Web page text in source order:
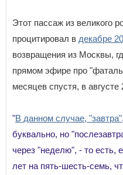
Этот пассаж из великого
процитировал в декабре
возвращения из Москвы,
прямом эфире про
месяцев спустя, в
"В данном случае, "завтра"
буквально, но
через "неделю", - то есть,
лет на пять-шесть-семь,